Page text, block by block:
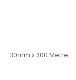
30mm x 300 Metre